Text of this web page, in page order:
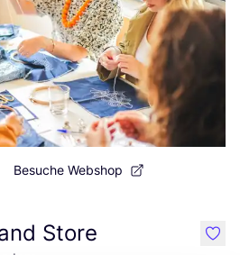
Besuche Webshop
Store like